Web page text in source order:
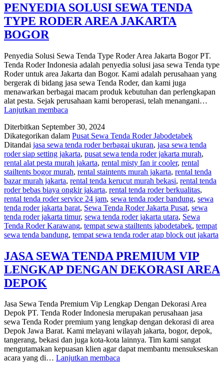
PENYEDIA SOLUSI SEWA TENDA
TYPE RODER AREA JAKARTA
BOGOR
Penyedia Solusi Sewa Tenda Type Roder Area Jakarta Bogor PT.
Tenda Roder Indonesia adalah penyedia solusi jasa sewa Tenda type
Roder untuk area Jakarta dan Bogor. Kami adalah perusahaan yang
bergerak di bidang jasa sewa Tenda Roder, dan kami juga
menawarkan berbagai macam produk kebutuhan dan perlengkapan
alat pesta. Sejak perusahaan kami beroperasi, telah menangani…
Lanjutkan membaca
SEWA
TENDA
TYPE
RODER
AREA
JAKARTA
BOGOR
Diterbitkan September 30, 2024
Dikategorikan dalam Pusat Sewa Tenda Roder Jabodetabek
Ditandai jasa sewa tenda roder berbagai ukuran, jasa sewa tenda
roder siap setting jakarta, pusat sewa tenda roder jakarta murah,
rental alat pesta murah jakarta, rental misty fan ir cooler, rental
stailtents bogor murah, rental staintents murah jakarta, rental tenda
bazar murah jakarta, rental tenda kerucut murah bekasi, rental tenda
roder bebas biaya ongkir jakarta, rental tenda roder berkualitas,
rental tenda roder service 24 jam, sewa tenda roder bandung, sewa
tenda roder jakarta barat, Sewa Tenda Roder Jakarta Pusat, sewa
tenda roder jakarta timur, sewa tenda roder jakarta utara, Sewa
Tenda Roder Karawang, tempat sewa stailtents jabodetabek, tempat
sewa tenda bandung, tempat sewa tenda roder atap block out jakarta
JASA SEWA TENDA PREMIUM VIP
LENGKAP DENGAN DEKORASI AREA
DEPOK
Jasa Sewa Tenda Premium Vip Lengkap Dengan Dekorasi Area
Depok PT. Tenda Roder Indonesia merupakan perusahaan jasa
sewa Tenda Roder premium yang lengkap dengan dekorasi di area
Depok Jawa Barat. Kami melayani wilayah jakarta, bogor, depok,
tangerang, bekasi dan juga kota-kota lainnya. Tim kami sangat
mengutamakan kepuasan klien agar dapat membantu mensukseskan
acara yang di… Lanjutkan membaca